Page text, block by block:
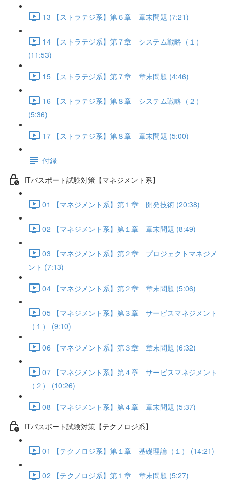
13 【ストラテジ系】第６章 章末問題 (7:21)
14 【ストラテジ系】第７章 システム戦略（１）
(11:53)
15 【ストラテジ系】第７章 章末問題 (4:46)
16 【ストラテジ系】第８章 システム戦略（２）
(5:36)
17 【ストラテジ系】第８章 章末問題 (5:00)
付録
ITパスポート試験対策【マネジメント系】
01 【マネジメント系】第１章 開発技術 (20:38)
02 【マネジメント系】第１章 章末問題 (8:49)
03 【マネジメント系】第２章 プロジェクトマネジメ
ント (7:13)
04 【マネジメント系】第２章 章末問題 (5:06)
05 【マネジメント系】第３章 サービスマネジメント
（１） (9:10)
06 【マネジメント系】第３章 章末問題 (6:32)
07 【マネジメント系】第４章 サービスマネジメント
（２） (10:26)
08 【マネジメント系】第４章 章末問題 (5:37)
ITパスポート試験対策【テクノロジ系】
01 【テクノロジ系】第１章 基礎理論（１） (14:21)
02 【テクノロジ系】第１章 章末問題 (5:27)